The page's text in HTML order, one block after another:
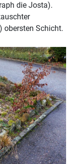
die Josta).
obersten Schicht.